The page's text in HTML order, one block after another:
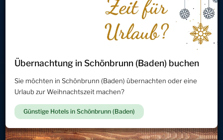
Übernachtung in Schönbrunn (Baden) buchen
Sie möchten in Schönbrunn (Baden) übernachten oder eine
Urlaub zur Weihnachtszeit machen?
Günstige Hotels in Schönbrunn (Baden)